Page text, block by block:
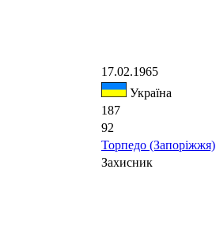
17.02.1965
Україна
187
92
Торпедо (Запоріжжя)
Захисник